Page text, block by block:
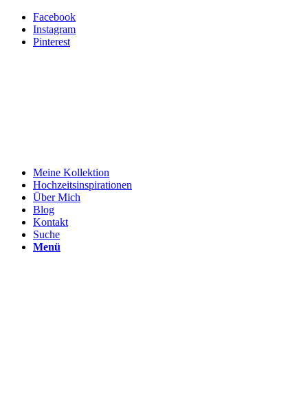
Facebook
Instagram
Pinterest
Meine Kollektion
Hochzeitsinspirationen
Über Mich
Blog
Kontakt
Suche
Menü